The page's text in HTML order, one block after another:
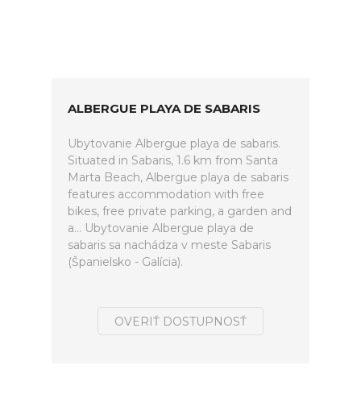
ALBERGUE PLAYA DE SABARIS
Ubytovanie Albergue playa de sabaris.
Situated in Sabaris, 1.6 km from Santa
Marta Beach, Albergue playa de sabaris
features accommodation with free
bikes, free private parking, a garden and
a... Ubytovanie Albergue playa de
sabaris sa nachádza v meste Sabaris
(Španielsko - Galícia).
OVERIŤ DOSTUPNOSŤ